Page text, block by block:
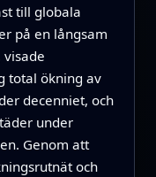
till globala
på en långsam
total ökning av
decenniet, och
under
Genom att
och